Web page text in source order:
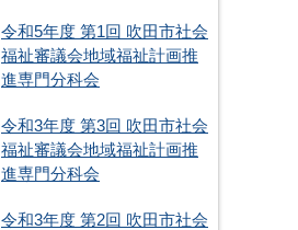
令和5年度 第1回 吹田市社会
福祉審議会地域福祉計画推
進専門分科会
令和3年度 第3回 吹田市社会
福祉審議会地域福祉計画推
進専門分科会
令和3年度 第2回 吹田市社会